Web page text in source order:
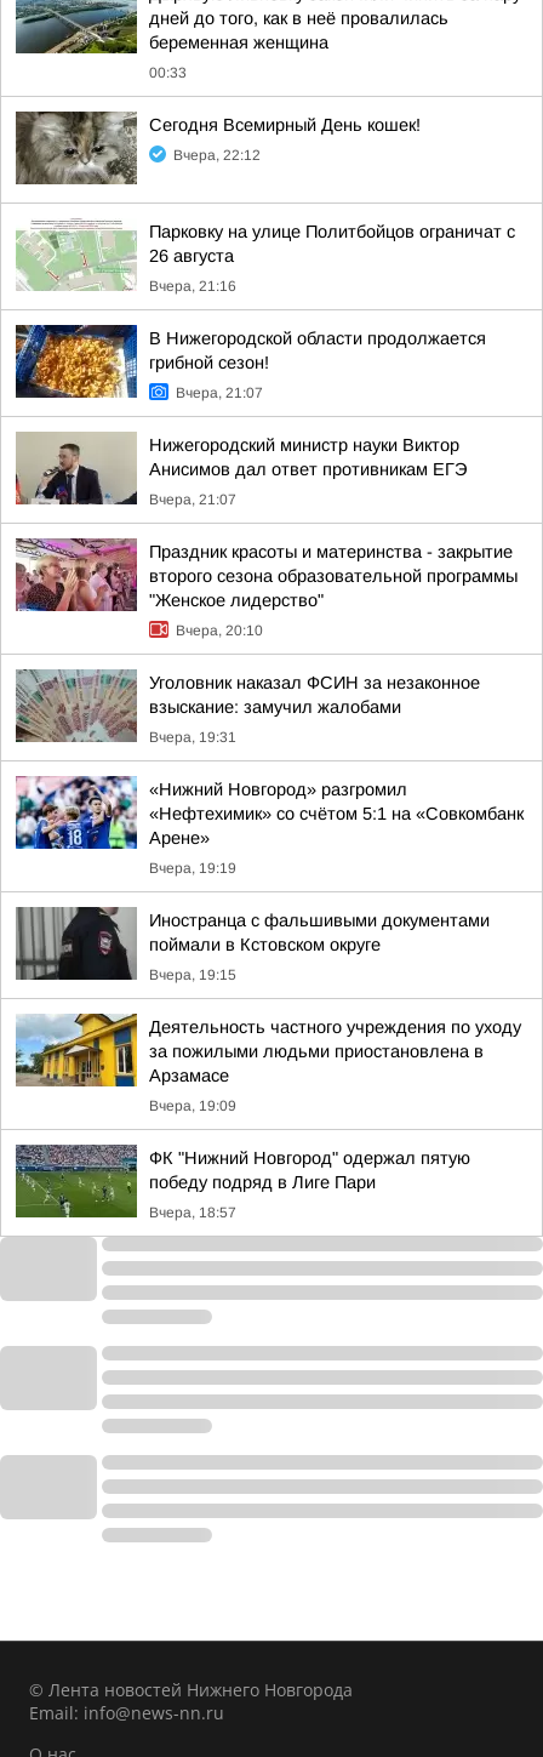
дней до того, как в неё провалилась
беременная женщина
00:33
Сегодня Всемирный День кошек!
Вчера, 22:12
Парковку на улице Политбойцов ограничат с
26 августа
Вчера, 21:16
В Нижегородской области продолжается
грибной сезон!
Вчера, 21:07
Нижегородский министр науки Виктор
Анисимов дал ответ противникам ЕГЭ
Вчера, 21:07
Праздник красоты и материнства - закрытие
второго сезона образовательной программы
"Женское лидерство"
Вчера, 20:10
Уголовник наказал ФСИН за незаконное
взыскание: замучил жалобами
Вчера, 19:31
«Нижний Новгород» разгромил
«Нефтехимик» со счётом 5:1 на «Совкомбанк
Арене»
Вчера, 19:19
Иностранца с фальшивыми документами
поймали в Кстовском округе
Вчера, 19:15
Деятельность частного учреждения по уходу
за пожилыми людьми приостановлена в
Арзамасе
Вчера, 19:09
ФК "Нижний Новгород" одержал пятую
победу подряд в Лиге Пари
Вчера, 18:57
© Лента новостей Нижнего Новгорода
Email: info@news-nn.ru